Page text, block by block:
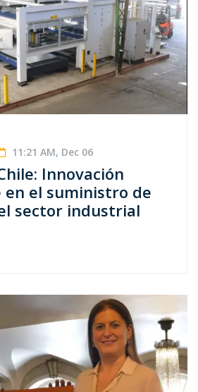
11:21 AM, Dec 06
Innovación
el suministro de
sector industrial